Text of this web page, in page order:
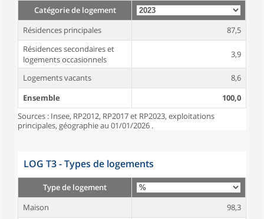
Catégorie de logement
Résidences principales
87,5
Résidences secondaires et
logements occasionnels
3,9
Logements vacants
8,6
Ensemble
100,0
Sources : Insee, RP2012, RP2017 et RP2023, exploitations
principales, géographie au 01/01/2026 .
LOG T3 - Types de logements
Type de logement
Maison
98,3